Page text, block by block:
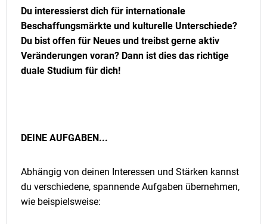
Du interessierst dich für internationale
Beschaffungsmärkte und kulturelle Unterschiede?
Du bist offen für Neues und treibst gerne aktiv
Veränderungen voran? Dann ist dies das richtige
duale Studium für dich!
DEINE AUFGABEN...
Abhängig von deinen Interessen und Stärken kannst
du verschiedene, spannende Aufgaben übernehmen,
wie beispielsweise: